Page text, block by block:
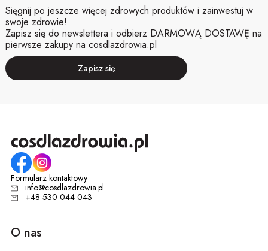
Sięgnij po jeszcze więcej zdrowych produktów i zainwestuj w
swoje zdrowie!
Zapisz się do newslettera i odbierz DARMOWĄ DOSTAWĘ na
pierwsze zakupy na cosdlazdrowia.pl
Zapisz się
Formularz kontaktowy
info@cosdlazdrowia.pl
+48 530 044 043
O nas